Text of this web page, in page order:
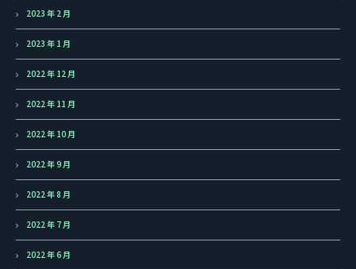
2023 年 2 月
2023 年 1 月
2022 年 12 月
2022 年 11 月
2022 年 10 月
2022 年 9 月
2022 年 8 月
2022 年 7 月
2022 年 6 月